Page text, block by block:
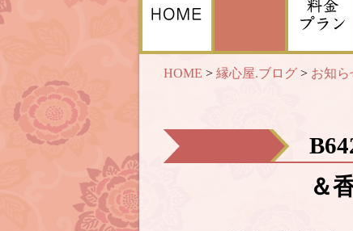
HOME > 縁心屋.ブログ > お知ら
＆